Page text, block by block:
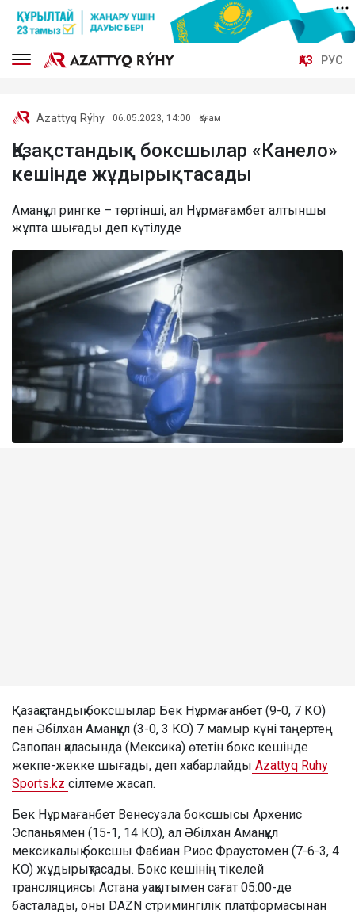
ҚАЗ РУС
Azattyq Rýhy 06.05.2023, 14:00 Қоғам
Қазақстандық боксшылар «Канело»
кешінде жұдырықтасады
Аманқұл рингке – төртінші, ал Нұрмағамбет алтыншы
жұпта шығады деп күтілуде
Қазақстандық боксшылар Бек Нұрмағанбет (9-0, 7 КО)
пен Әбілхан Аманқұл (3-0, 3 КО) 7 мамыр күні таңертең
Сапопан қаласында (Мексика) өтетін бокс кешінде
жекпе-жекке шығады, деп хабарлайды Azattyq Ruhy
Sports.kz сілтеме жасап.
Бек Нұрмағанбет Венесуэла боксшысы Архенис
Эспаньямен (15-1, 14 КО), ал Әбілхан Аманқұл
мексикалық боксшы Фабиан Риос Фраустомен (7-6-3, 4
КО) жұдырықтасады. Бокс кешінің тікелей
трансляциясы Астана уақытымен сағат 05:00-де
басталады, оны DAZN стримингілік платформасынан